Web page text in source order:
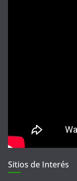
Sitios de Interés